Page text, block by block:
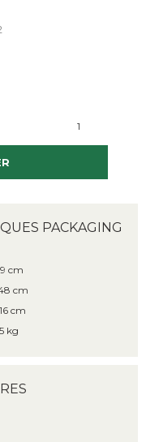
PACKAGING
cm
cm
cm
kg